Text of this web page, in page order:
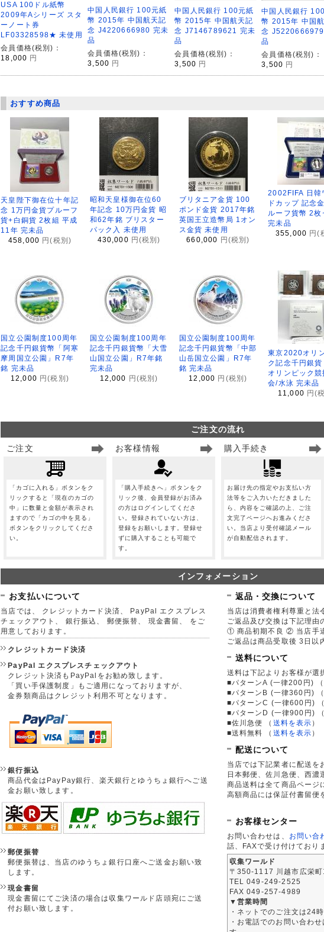
USA 100ドル紙幣
2009年Aシリーズ スタ
ーノート券
LF03328598★ 未使用
会員価格(税別)：
18,000 円
中国人民銀行 100元紙
幣 2015年 中国航天記
念 J4220666980 完未
品
会員価格(税別)：
3,500 円
中国人民銀行 100元紙
幣 2015年 中国航天記
念 J7146789621 完未
品
会員価格(税別)：
3,500 円
中国人民銀行
幣 2015年 中国
念
品
会員価格(税別)：
3,500 円
おすすめ商品
天皇陛下御在位十年記
念 1万円金貨プルーフ
貨+白銅貨 2枚組 平成
11年 完未品
458,000 円(税別)
昭和天皇様御在位60
年記念 10万円金貨 昭
和62年銘 ブリスター
パック入 未使用
430,000 円(税別)
ブリタニア金貨 100
ポンド金貨 2017年銘
英国王立造幣局 1オン
ス金貨 未使用
660,000
円(税別)
2002FIFA 日韓
ドカップ 記念
ルーフ貨幣 2枚
完未品
355,000 円(
国立公園制度100周年
記念千円銀貨幣「阿寒
摩周国立公園」R7年
銘 完未品
12,000 円(税別)
国立公園制度100周年
記念千円銀貨幣「大雪
山国立公園」R7年銘
完未品
12,000 円(税別)
国立公園制度100周年
記念千円銀貨幣「中部
山岳国立公園」R7年
銘 完未品
12,000 円(税別)
東京2020オリ
ク記念千円銀
オリンピック競
会/水泳 完未品
11,000 円(
ご注文の流れ
ご注文
「カゴに入れる」ボタンをク
リックすると「現在のカゴの
中」に数量と金額が表示され
ますので「カゴの中を見る」
ボタンをクリックしてくださ
い。
お客様情報
「購入手続きへ」ボタンをク
リック後、会員登録がお済み
の方はログインしてくださ
い。登録されていない方は、
登録をお願いします。登録せ
ずに購入することも可能で
す。
購入手続き
お届け先の指定やお支払い方
法等をご入力いただきました
ら、内容をご確認の上、ご注
文完了ページへお進みくださ
い。当店より受付確認メール
が自動配信されます。
インフォメーション
お支払いについて
当店では、 クレジットカード決済、 PayPal エクスプレス
チェックアウト、 銀行振込、 郵便振替、 現金書留、 をご
用意しております。
クレジットカード決済
PayPal エクスプレスチェックアウト
クレジット決済もPayPalをお勧め致します。
「買い手保護制度」もご適用になっておりますが、
金券類商品はクレジット利用不可となります。
銀行振込
商品代金はPayPay銀行、楽天銀行とゆうちょ銀行へご送
金お願い致します。
郵便振替
郵便振替は、当店のゆうちょ銀行口座へご送金お願い致
します。
現金書留
現金書留にてご決済の場合は収集ワールド店頭宛にご送
付お願い致します。
返品・交換について
当店は消費者権利尊重と法
ご返品及び交換は下記理由
① 商品初期不良 ② 当店手
ご返品は商品受取後 3日以
送料について
送料は下記よりお客様が選
■パターンA (一律200円)
（
■パターンB (一律360円)
■パターンC (一律600円)
■パターンD (一律900円)
■佐川急便
（ 送料を表示 ）
■送料無料
（ 送料を表示 ）
配送について
当店では下記業者に配送を
日本郵便、佐川急便、西
商品送料は全て商品ページ
高額商品には保証付書留便
お客様センター
お問い合わせは、 お問い合
話、FAXで受け付けており
収集ワールド
〒350-1117 川越市広栄
TEL 049-249-2525
FAX 049-257-4989
▼営業時間
・ネットでのご注文は24
・お電話でのお問い合わ